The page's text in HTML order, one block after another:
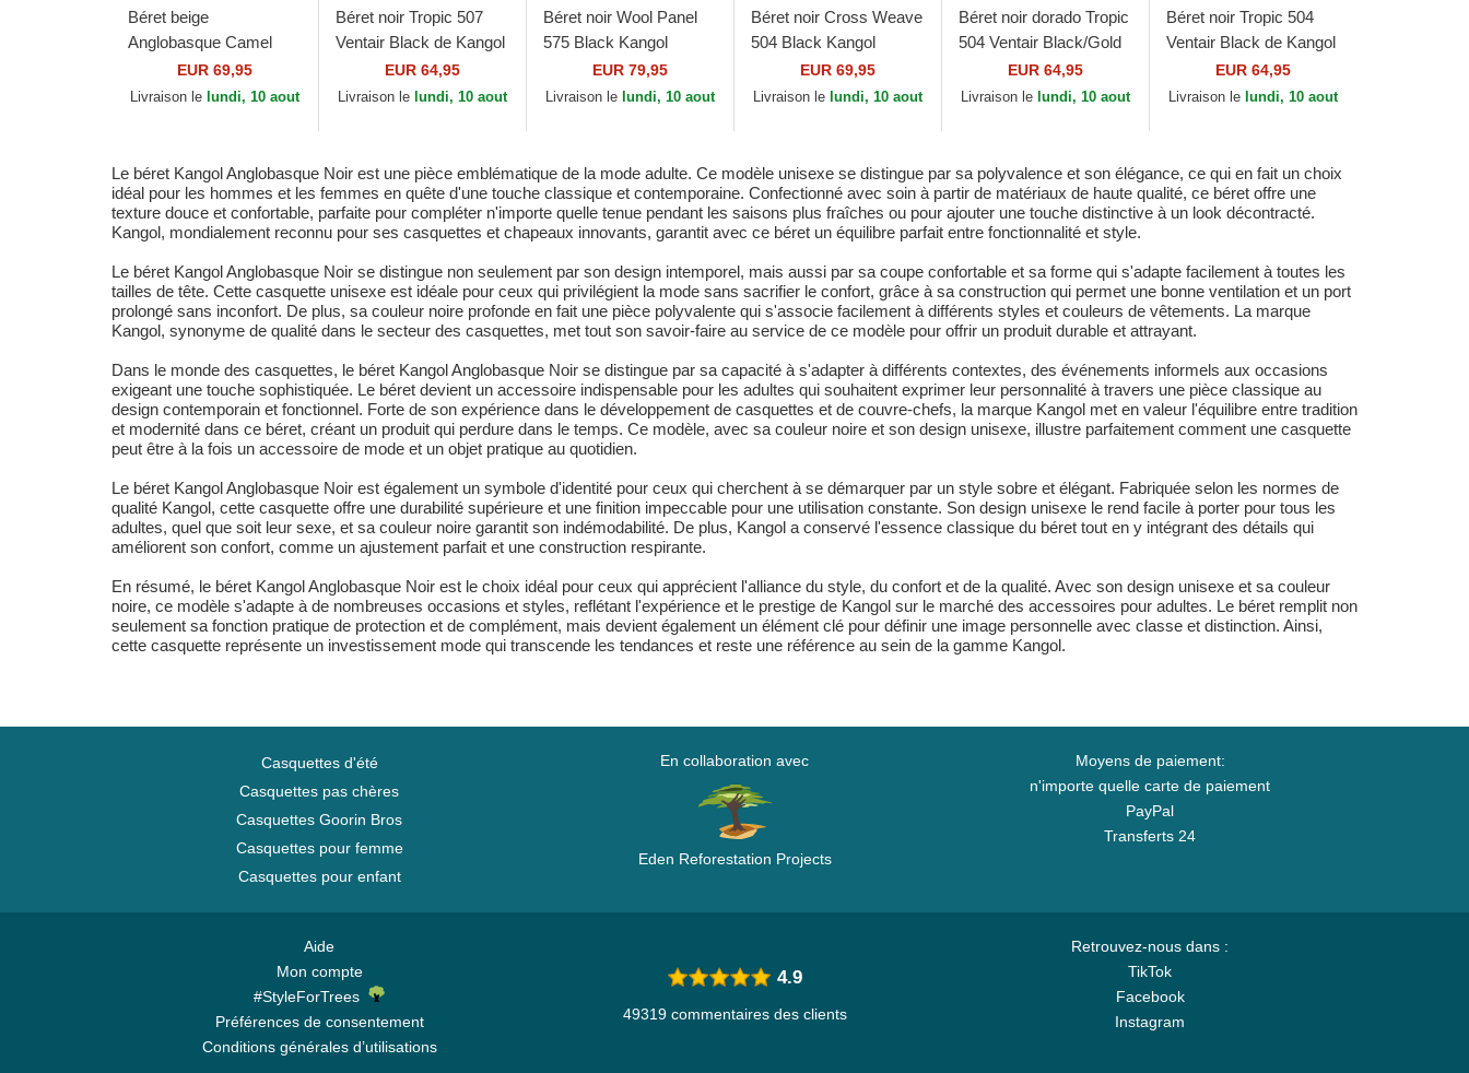
Béret beige
Anglobasque Camel
EUR 69,95
Livraison le lundi, 10 aout
Béret noir Tropic 507
Ventair Black de Kangol
EUR 64,95
Livraison le lundi, 10 aout
Béret noir Wool Panel
575 Black Kangol
EUR 79,95
Livraison le lundi, 10 aout
Béret noir Cross Weave
504 Black Kangol
EUR 69,95
Livraison le lundi, 10 aout
Béret noir dorado Tropic
504 Ventair Black/Gold
de KangolEUR 64,95
Livraison le lundi, 10 aout
Béret noir Tropic 504
Ventair Black de Kangol
EUR 64,95
Livraison le lundi, 10 aout
Le béret Kangol Anglobasque Noir est une pièce emblématique de la mode adulte. Ce modèle unisexe se distingue par sa polyvalence et son élégance, ce qui en fait un choix
idéal pour les hommes et les femmes en quête d'une touche classique et contemporaine. Confectionné avec soin à partir de matériaux de haute qualité, ce béret offre une
texture douce et confortable, parfaite pour compléter n'importe quelle tenue pendant les saisons plus fraîches ou pour ajouter une touche distinctive à un look décontracté.
Kangol, mondialement reconnu pour ses casquettes et chapeaux innovants, garantit avec ce béret un équilibre parfait entre fonctionnalité et style.
Le béret Kangol Anglobasque Noir se distingue non seulement par son design intemporel, mais aussi par sa coupe confortable et sa forme qui s'adapte facilement à toutes les
tailles de tête. Cette casquette unisexe est idéale pour ceux qui privilégient la mode sans sacrifier le confort, grâce à sa construction qui permet une bonne ventilation et un port
prolongé sans inconfort. De plus, sa couleur noire profonde en fait une pièce polyvalente qui s'associe facilement à différents styles et couleurs de vêtements. La marque
Kangol, synonyme de qualité dans le secteur des casquettes, met tout son savoir-faire au service de ce modèle pour offrir un produit durable et attrayant.
Dans le monde des casquettes, le béret Kangol Anglobasque Noir se distingue par sa capacité à s'adapter à différents contextes, des événements informels aux occasions
exigeant une touche sophistiquée. Le béret devient un accessoire indispensable pour les adultes qui souhaitent exprimer leur personnalité à travers une pièce classique au
design contemporain et fonctionnel. Forte de son expérience dans le développement de casquettes et de couvre-chefs, la marque Kangol met en valeur l'équilibre entre tradition
et modernité dans ce béret, créant un produit qui perdure dans le temps. Ce modèle, avec sa couleur noire et son design unisexe, illustre parfaitement comment une casquette
peut être à la fois un accessoire de mode et un objet pratique au quotidien.
Le béret Kangol Anglobasque Noir est également un symbole d'identité pour ceux qui cherchent à se démarquer par un style sobre et élégant. Fabriquée selon les normes de
qualité Kangol, cette casquette offre une durabilité supérieure et une finition impeccable pour une utilisation constante. Son design unisexe le rend facile à porter pour tous les
adultes, quel que soit leur sexe, et sa couleur noire garantit son indémodabilité. De plus, Kangol a conservé l'essence classique du béret tout en y intégrant des détails qui
améliorent son confort, comme un ajustement parfait et une construction respirante.
En résumé, le béret Kangol Anglobasque Noir est le choix idéal pour ceux qui apprécient l'alliance du style, du confort et de la qualité. Avec son design unisexe et sa couleur
noire, ce modèle s'adapte à de nombreuses occasions et styles, reflétant l'expérience et le prestige de Kangol sur le marché des accessoires pour adultes. Le béret remplit non
seulement sa fonction pratique de protection et de complément, mais devient également un élément clé pour définir une image personnelle avec classe et distinction. Ainsi,
cette casquette représente un investissement mode qui transcende les tendances et reste une référence au sein de la gamme Kangol.
Casquettes d'été
Casquettes pas chères
Casquettes Goorin Bros
Casquettes pour femme
Casquettes pour enfant
En collaboration avec
Eden Reforestation Projects
Moyens de paiement:
n'importe quelle carte de paiement
PayPal
Transferts 24
Aide
Mon compte
#StyleForTrees
Préférences de consentement
Conditions générales d’utilisations
Retrouvez-nous dans :
TikTok
Facebook
Instagram
4.9
49319 commentaires des clients